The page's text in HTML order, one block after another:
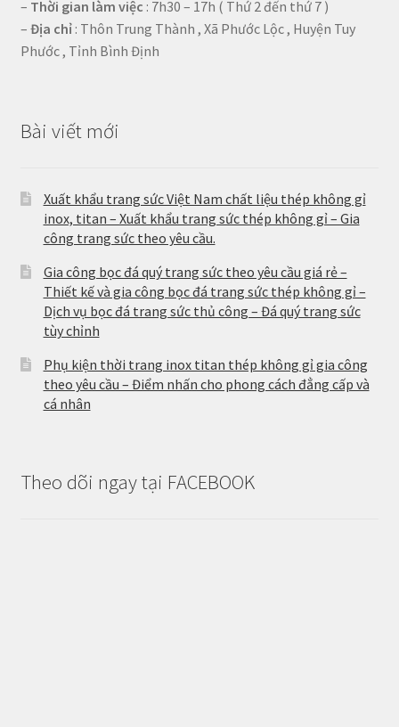
– Thời gian làm việc : 7h30 – 17h ( Thứ 2 đến thứ 7 )
– Địa chỉ: Thôn Trung Thành , Xã Phước Lộc , Huyện Tuy
Phước , Tỉnh Bình Định
Bài viết mới
Xuất khẩu trang sức Việt Nam chất liệu thép không gỉ
inox, titan – Xuất khẩu trang sức thép không gỉ – Gia
công trang sức theo yêu cầu.
Gia công bọc đá quý trang sức theo yêu cầu giá rẻ –
Thiết kế và gia công bọc đá trang sức thép không gỉ –
Dịch vụ bọc đá trang sức thủ công – Đá quý trang sức
tùy chỉnh
Phụ kiện thời trang inox titan thép không gỉ gia công
theo yêu cầu – Điểm nhấn cho phong cách đẳng cấp và
cá nhân
Theo dõi ngay tại FACEBOOK